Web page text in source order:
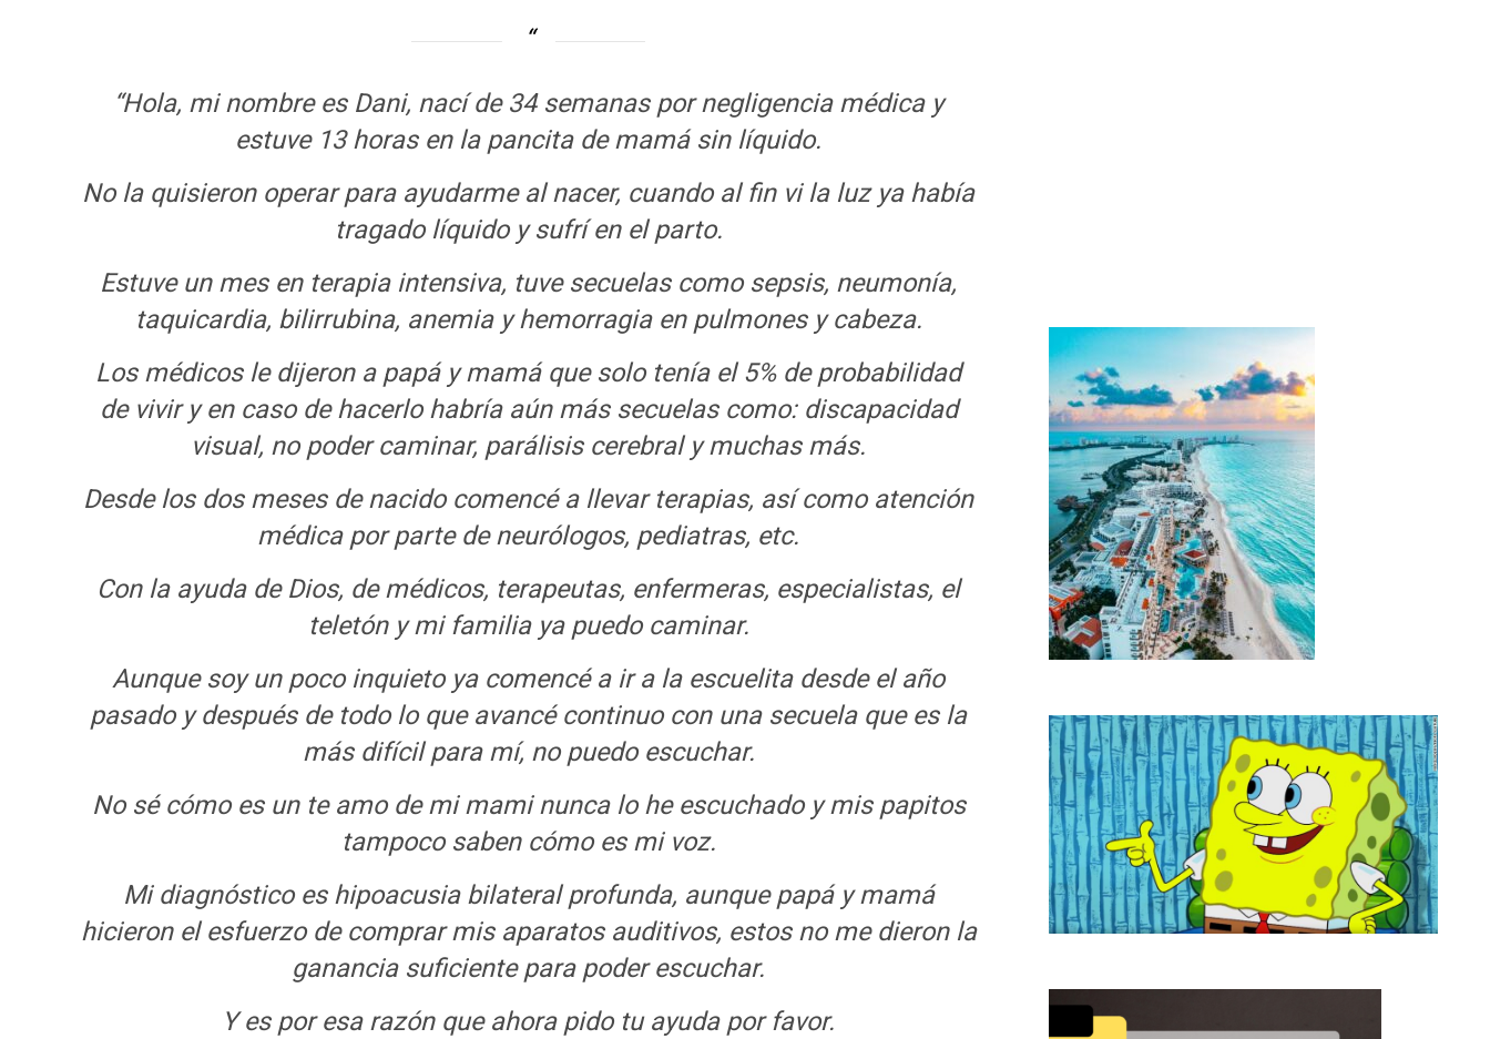
“Hola, mi nombre es Dani, nací de 34 semanas por negligencia médica y
estuve 13 horas en la pancita de mamá sin líquido.
No la quisieron operar para ayudarme al nacer, cuando al fin vi la luz ya había
tragado líquido y sufrí en el parto.
Estuve un mes en terapia intensiva, tuve secuelas como sepsis, neumonía,
taquicardia, bilirrubina, anemia y hemorragia en pulmones y cabeza.
Los médicos le dijeron a papá y mamá que solo tenía el 5% de probabilidad
de vivir y en caso de hacerlo habría aún más secuelas como: discapacidad
visual, no poder caminar, parálisis cerebral y muchas más.
Desde los dos meses de nacido comencé a llevar terapias, así como atención
médica por parte de neurólogos, pediatras, etc.
Con la ayuda de Dios, de médicos, terapeutas, enfermeras, especialistas, el
teletón y mi familia ya puedo caminar.
Aunque soy un poco inquieto ya comencé a ir a la escuelita desde el año
pasado y después de todo lo que avancé continuo con una secuela que es la
más difícil para mí, no puedo escuchar.
No sé cómo es un te amo de mi mami nunca lo he escuchado y mis papitos
tampoco saben cómo es mi voz.
Mi diagnóstico es hipoacusia bilateral profunda, aunque papá y mamá
hicieron el esfuerzo de comprar mis aparatos auditivos, estos no me dieron la
ganancia suficiente para poder escuchar.
Y es por esa razón que ahora pido tu ayuda por favor.